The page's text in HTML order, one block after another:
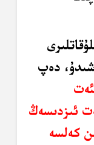
دەپ
ئىزدىسەڭ
كەلسە